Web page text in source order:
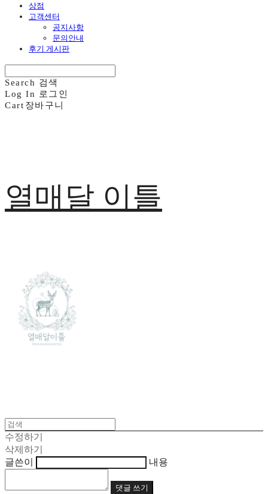
상점
고객센터
공지사항
문의안내
후기 게시판
Search 검색
Log In
로그인
Cart 장바구니
열매달 이틀
수정하기
삭제하기
글쓴이
내용
댓글 쓰기